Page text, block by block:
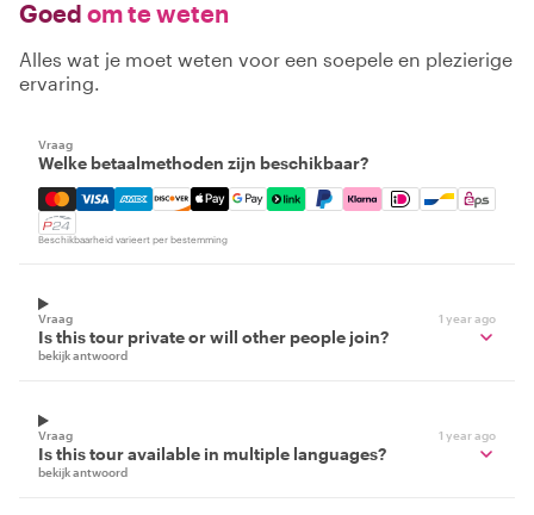
Goed om te weten
Alles wat je moet weten voor een soepele en plezierige
ervaring.
Vraag
Welke betaalmethoden zijn beschikbaar?
Mastercard, Visa, Amex, Discover, Apple Pay, Google
Beschikbaarheid varieert per bestemming
Vraag 1 year ago
Is this tour private or will other people join?
bekijk antwoord
Vraag 1 year ago
Is this tour available in multiple languages?
bekijk antwoord